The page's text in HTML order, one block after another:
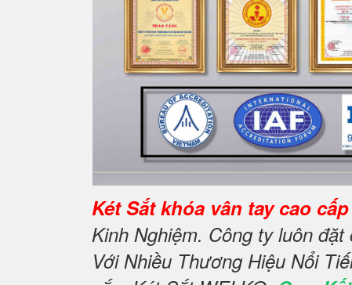
Két Sắt khóa vân tay cao
Kinh Nghiệm. Công ty luôn
Với Nhiều Thương Hiệu Nổi